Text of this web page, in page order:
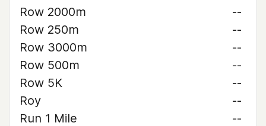
Row 2000m
--
Row 250m
--
Row 3000m
--
Row 500m
--
Row 5K
--
Roy
--
Run 1 Mile
--